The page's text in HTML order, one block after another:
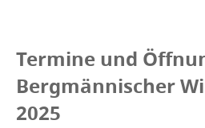
Termine und
Bergmännischer
2025